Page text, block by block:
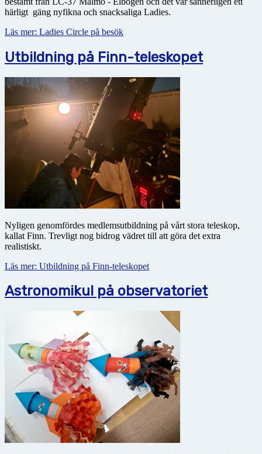
härligt gäng nyfikna och snacksaliga Ladies.
Läs mer: Ladies Circle på besök
Utbildning på Finn-teleskopet
Nyligen genomfördes medlemsutbildning på vårt stora teleskop,
kallat Finn. Trevligt nog bidrog vädret till att göra det extra
realistiskt.
Läs mer: Utbildning på Finn-teleskopet
Astronomikul på observatoriet